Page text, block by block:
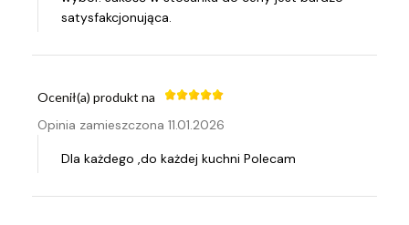
satysfakcjonująca.
Ocenił(a) produkt na
Opinia zamieszczona 11.01.2026
Dla każdego ,do każdej kuchni Polecam